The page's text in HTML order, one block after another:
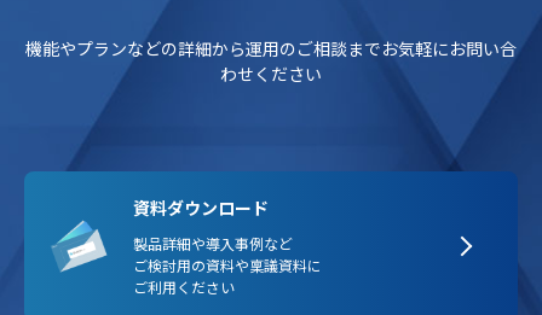
機能やプランなどの詳細から運用のご相談までお気軽にお問い合
わせください
資料ダウンロード
製品詳細や導入事例など
ご検討用の資料や稟議資料に
ご利用ください